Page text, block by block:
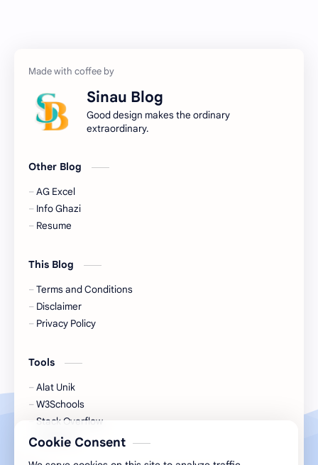
Sinau Blog
Good design makes the ordinary
extraordinary.
Other Blog
AG Excel
Info Ghazi
Resume
This Blog
Terms and Conditions
Disclaimer
Privacy Policy
Tools
Alat Unik
W3Schools
Stack Overflow
CodePen
Cookie Consent